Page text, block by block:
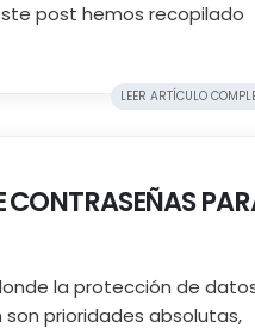
post hemos recopilado
LEER ARTÍCULO
CONTRASEÑAS
la protección de
prioridades absolutas,